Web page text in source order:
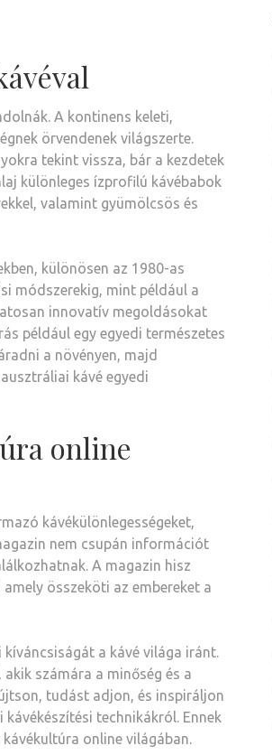
A kontinens keleti,
örvendenek világszerte.
tekint vissza, bár a kezdetek
különleges ízprofilú kávébabok
valamint gyümölcsös és
különösen az 1980-as
módszerekig, mint például a
innovatív megoldásokat
például egy egyedi természetes
a növényen, majd
kávé egyedi
online
kávékülönlegességeket,
nem csupán információt
A magazin hisz
összeköti az embereket a
a kávé világa iránt.
számára a minőség és a
tudást adjon, és inspiráljon
technikákról. Ennek
online világában.